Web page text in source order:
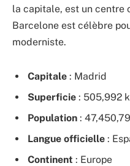
la capitale, est un centre
Barcelone est célèbre
moderniste.
Capitale : Madrid
Superficie : 505,992
Population :
Langue officielle :
Continent : Europe